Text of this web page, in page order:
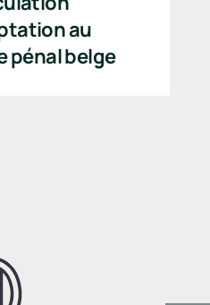
au
pénal belge